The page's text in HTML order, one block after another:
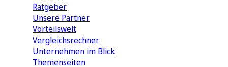
Ratgeber
Unsere Partner
Vorteilswelt
Vergleichsrechner
Unternehmen im Blick
Themenseiten